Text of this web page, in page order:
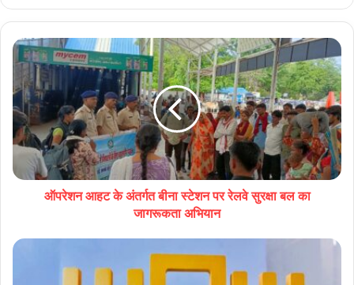
ऑपरेशन आहट के अंतर्गत बीना स्टेशन पर रेलवे सुरक्षा बल का
जागरूकता अभियान